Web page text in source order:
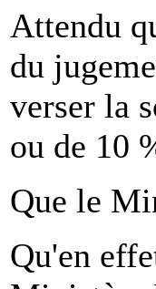
Attendu
du
verser la
ou de 10
Que le
Qu'en